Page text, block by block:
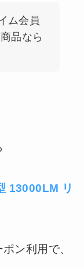
ム会員
品なら
13000LM リ
ン利用で、